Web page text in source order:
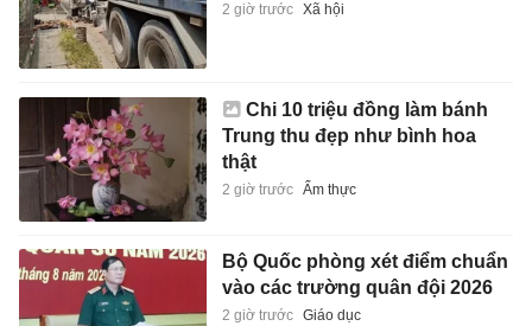
2 giờ trước Xã hội
Chi 10 triệu đồng làm bánh
Trung thu đẹp như bình hoa
thật
2 giờ trước Ẩm thực
Bộ Quốc phòng xét điểm chuẩn
vào các trường quân đội 2026
2 giờ trước Giáo dục